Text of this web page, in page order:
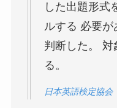
した出題形式
ルする 必要が
判断した。
る。
日本英語検定協会